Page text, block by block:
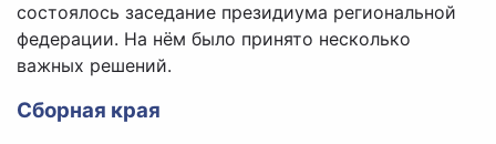
состоялось заседание президиума региональной
федерации. На нём было принято несколько
важных решений.
Сборная края